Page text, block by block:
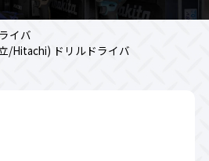
イバ
/Hitachi) ドリルドライバ